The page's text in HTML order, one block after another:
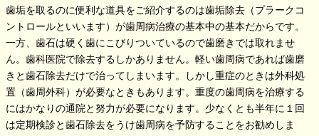
歯垢を取るのに便利な道具をご紹介するのは歯垢除去（プラークコ
ントロールといいます）が歯周病治療の基本中の基本だからです。
一方、歯石は硬く歯にこびりついているので歯磨きでは取れませ
ん。歯科医院で除去するしかありません。軽い歯周病であれば歯磨
きと歯石除去だけで治ってしまいます。しかし重症のときは外科処
置（歯周外科）が必要なときもあります。重度の歯周病を治療する
にはかなりの通院と努力が必要になります。少なくとも半年に１回
は定期検診と歯石除去をうけ歯周病を予防することをお勧めしま